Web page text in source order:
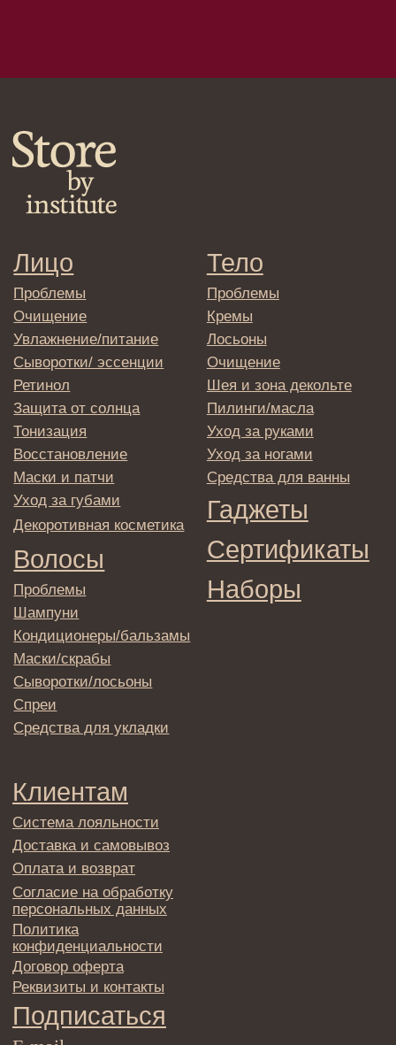
Согласие на обработку
персональных данных
Политика
конфиденциальности
Договор оферта
Реквизиты и контакты
E-mail
→
Отправляя адрес электронной почты
обработки персональных данных